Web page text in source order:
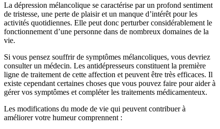
La dépression mélancolique se caractérise par un profond sentiment
de tristesse, une perte de plaisir et un manque d’intérêt pour les
activités quotidiennes. Elle peut donc perturber considérablement le
fonctionnement d’une personne dans de nombreux domaines de la
vie.
Si vous pensez souffrir de symptômes mélancoliques, vous devriez
consulter un médecin. Les antidépresseurs constituent la première
ligne de traitement de cette affection et peuvent être très efficaces. Il
existe cependant certaines choses que vous pouvez faire pour aider à
gérer vos symptômes et compléter les traitements médicamenteux.
Les modifications du mode de vie qui peuvent contribuer à
améliorer votre humeur comprennent :